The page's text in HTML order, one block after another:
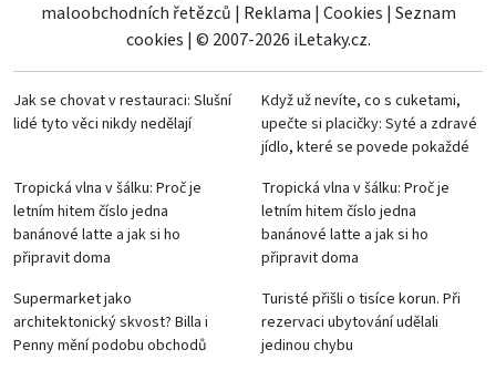
maloobchodních řetězců | Reklama | Cookies | Seznam
cookies | © 2007-2026 iLetaky.cz.
Jak se chovat v restauraci: Slušní
lidé tyto věci nikdy nedělají
Když už nevíte, co s cuketami,
upečte si placičky: Syté a zdravé
jídlo, které se povede pokaždé
Tropická vlna v šálku: Proč je
letním hitem číslo jedna
banánové latte a jak si ho
připravit doma
Tropická vlna v šálku: Proč je
letním hitem číslo jedna
banánové latte a jak si ho
připravit doma
Supermarket jako
architektonický skvost? Billa i
Penny mění podobu obchodů
Turisté přišli o tisíce korun. Při
rezervaci ubytování udělali
jedinou chybu